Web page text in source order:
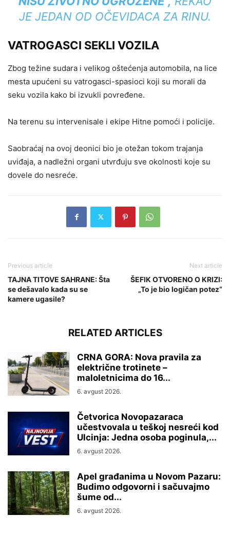
JE JEDAN OD OČEVIDACA ZA RINU.
VATROGASCI SEKLI VOZILA
Zbog težine sudara i velikog oštećenja automobila, na lice
mesta upućeni su vatrogasci-spasioci koji su morali da
seku vozila kako bi izvukli povređene.
Na terenu su intervenisale i ekipe Hitne pomoći i policije.
Saobraćaj na ovoj deonici bio je otežan tokom trajanja
uviđaja, a nadležni organi utvrđuju sve okolnosti koje su
dovele do nesreće.
Previous article
TAJNA TITOVE SAHRANE: Šta
se dešavalo kada su se
kamere ugasile?
Next article
ŠEFIK OTVORENO O KRIZI:
„To je bio logičan potez“
RELATED ARTICLES
CRNA GORA: Nova pravila za
električne trotinete –
maloletnicima do 16...
6. avgust 2026.
Četvorica Novopazaraca
učestvovala u teškoj nesreći kod
Ulcinja: Jedna osoba poginula,...
6. avgust 2026.
Apel građanima u Novom Pazaru:
Budimo odgovorni i sačuvajmo
šume od...
6. avgust 2026.